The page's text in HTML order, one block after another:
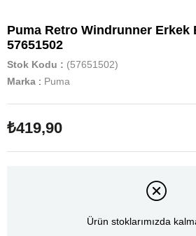
Puma Retro Windrunner Erkek
57651502
Stok Kodu
(57651502)
Marka : Puma
₺419,90
Ürün stoklarımızda